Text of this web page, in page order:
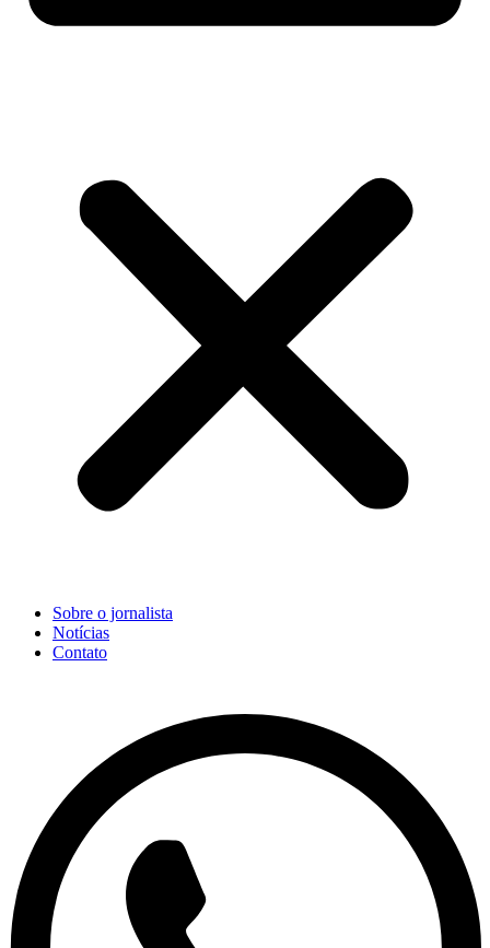
Sobre o jornalista
Notícias
Contato